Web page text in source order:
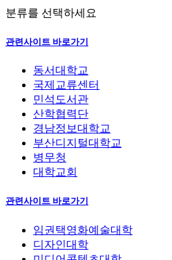
분류를 선택하세요
관련사이트 바로가기
동서대학교
국제교류센터
민석도서관
산학협력단
경남정보대학교
부산디지털대학교
병무청
대학교회
관련사이트 바로가기
임권택영화예술대학
디자인대학